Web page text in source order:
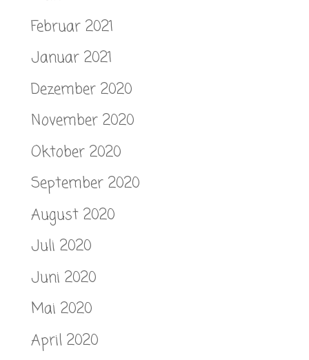
Februar 2021
Januar 2021
Dezember 2020
November 2020
Oktober 2020
September 2020
August 2020
Juli 2020
Juni 2020
Mai 2020
April 2020